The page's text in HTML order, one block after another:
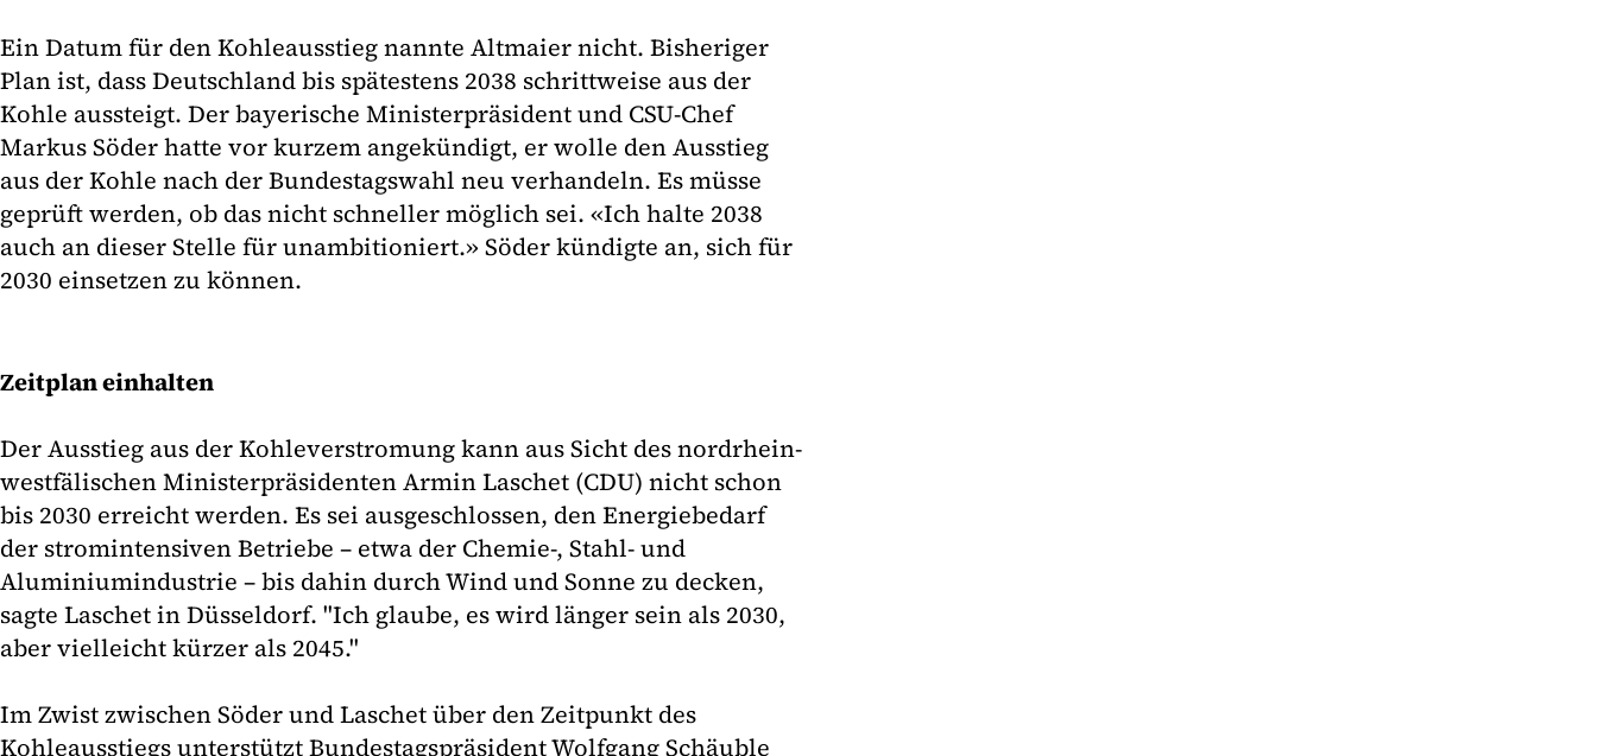
Ein Datum für den Kohleausstieg nannte Altmaier nicht. Bisheriger
Plan ist, dass Deutschland bis spätestens 2038 schrittweise aus der
Kohle aussteigt. Der bayerische Ministerpräsident und CSU-Chef
Markus Söder hatte vor kurzem angekündigt, er wolle den Ausstieg
aus der Kohle nach der Bundestagswahl neu verhandeln. Es müsse
geprüft werden, ob das nicht schneller möglich sei. «Ich halte 2038
auch an dieser Stelle für unambitioniert.» Söder kündigte an, sich für
2030 einsetzen zu können.
Zeitplan einhalten
Der Ausstieg aus der Kohleverstromung kann aus Sicht des nordrhein-
westfälischen Ministerpräsidenten Armin Laschet (CDU) nicht schon
bis 2030 erreicht werden. Es sei ausgeschlossen, den Energiebedarf
der stromintensiven Betriebe – etwa der Chemie-, Stahl- und
Aluminiumindustrie – bis dahin durch Wind und Sonne zu decken,
sagte Laschet in Düsseldorf. "Ich glaube, es wird länger sein als 2030,
aber vielleicht kürzer als 2045."
Im Zwist zwischen Söder und Laschet über den Zeitpunkt des
Kohleausstiegs unterstützt Bundestagspräsident Wolfgang Schäuble